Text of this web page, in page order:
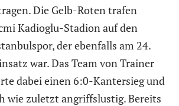
Die Gelb-Roten trafen
Kadioglu-Stadion auf den
der ebenfalls am 24.
war. Das Team von Trainer
dabei einen 6:0-Kantersieg und
wie zuletzt angriffslustig. Bereits